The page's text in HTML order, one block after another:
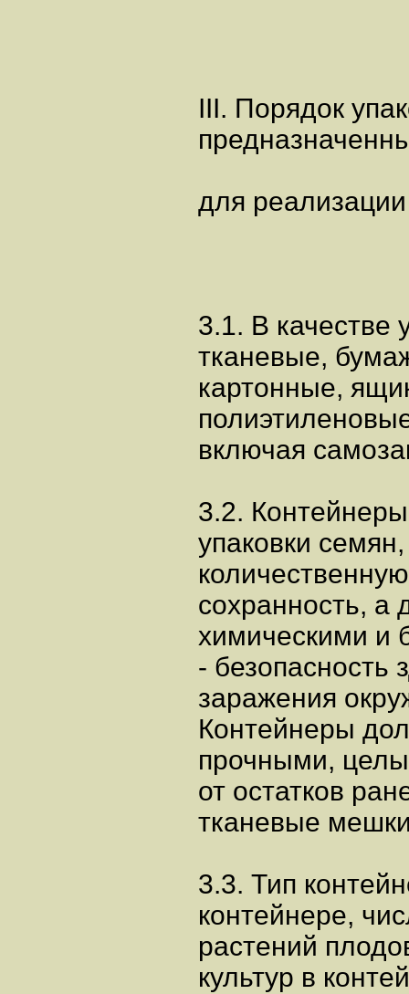
III. Порядок
для реализации
3.1. В качестве
тканевые,
картонные,
включая
3.2.
упаковки
сохранность, а
химическими и
- безопасность
заражения
Контейнеры
прочными,
от остатков
тканевые
3.3. Тип
контейнере,
растений
культур в